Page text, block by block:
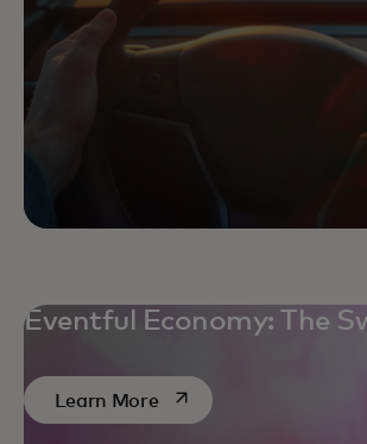
Eventful Economy: The
Learn Moreopens in a new tab